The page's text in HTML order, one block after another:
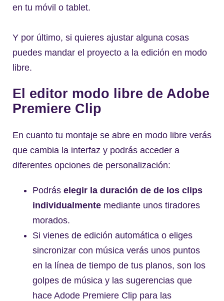
en tu móvil o tablet.
Y por último, si quieres ajustar alguna cosas
puedes mandar el proyecto a la edición en modo
libre.
El editor modo libre de Adobe
Premiere Clip
En cuanto tu montaje se abre en modo libre verás
que cambia la interfaz y podrás acceder a
diferentes opciones de personalización:
Podrás elegir la duración de de los clips
individualmente mediante unos tiradores
morados.
Si vienes de edición automática o eliges
sincronizar con música verás unos puntos
en la línea de tiempo de tus planos, son los
golpes de música y las sugerencias que
hace Adode Premiere Clip para las